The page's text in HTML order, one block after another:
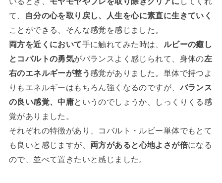
て、
自分の心を取り戻し、人生を心に素直に生きていく
ことができる、そんな感覚を感じました。
両方を近くにおいて手に触れてみた時は、 ルビーの癒し
とコバルトの勇気がバランスよく感じられて、身体の左
右のエネルギーが整う感覚がありました。単体で持つよ
りもエネルギーはもちろん強くなるのですが、バランス
の良い感覚、中庸というのでしょうか、しっくりくる感
覚がありました。
それぞれの特徴があり、コバルト・ルビー単体でもとて
も良いと感じますが、 両方があると心地よさが倍になる
ので、並べて置きたいと感じました。